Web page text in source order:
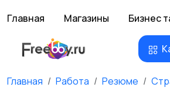
Главная Магазины Бизнес
Главная Работа Резюме